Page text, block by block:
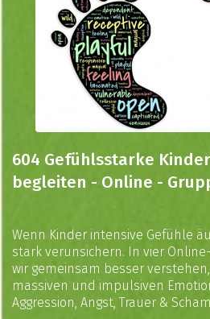
604 Gefühlsstarke
begleiten - Online -
Wenn Kinder intensive Gefühle
stark verunsichern. In vier
wir gemeinsam besser
massiven und impulsiven
Aggression, Angst, Trauer &